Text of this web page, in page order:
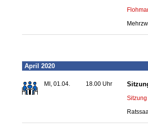
April 2020
MI, 01.04. 18.00 Uhr